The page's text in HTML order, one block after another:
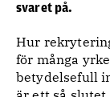
svaret på.
Hur
för många
betydelsefull